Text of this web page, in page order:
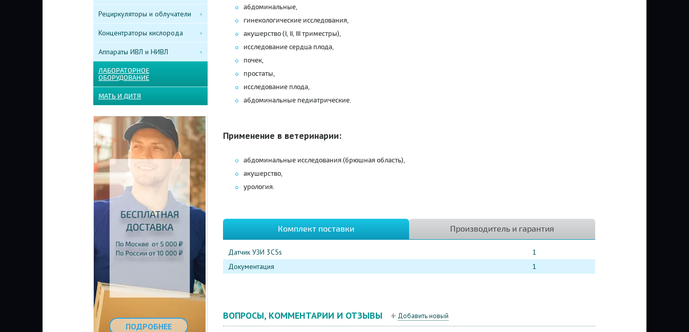
Рециркуляторы и облучатели
Концентраторы кислорода
Аппараты ИВЛ и НИВЛ
ЛАБОРАТОРНОЕ
ОБОРУДОВАНИЕ
МАТЬ И ДИТЯ
ПОДРОБНЕЕ
абдоминальные,
гинекологические исследования,
акушерство (I, II, III триместры),
исследование сердца плода,
почек,
простаты,
исследование плода,
абдоминальные педиатрические.
Применение в ветеринарии:
абдоминальные исследования (брюшная область),
акушерство,
урология.
Комплект поставки Производитель и гарантия
Датчик УЗИ 3C5s
1
Документация
1
ВОПРОСЫ, КОММЕНТАРИИ И ОТЗЫВЫ Добавить новый